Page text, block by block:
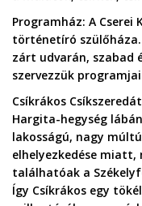
Programház: A Cserei
történetíró
zárt udvarán, szabad
szervezzük
Csíkrákos
Hargita-hegység
lakosságú, nagy
elhelyezkedése
találhatóak a
Így Csíkrákos egy